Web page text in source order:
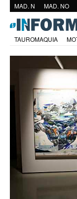
MAD. N MAD. NO
TAUROMAQUIA